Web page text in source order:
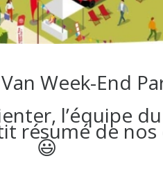
Week-End
l’équipe
résumé de
😃